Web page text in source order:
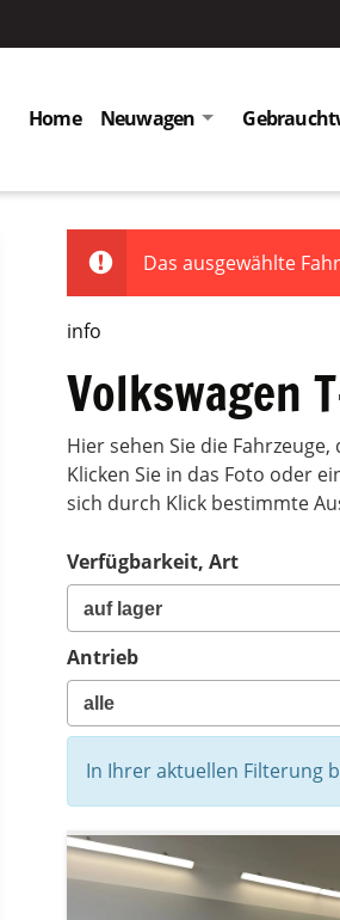
Home Neuwagen
Das ausgewählte
info
Volkswagen
Hier sehen Sie die
Klicken Sie in das Foto oder
sich durch Klick bestimmte
Verfügbarkeit, Art
Antrieb
In Ihrer aktuellen Filterung